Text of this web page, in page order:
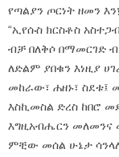
የጣልያን ጦርነት ዘመን
“ኢየሱስ ክርስቶስ
ብቻ በለቅሶ በማመርገድ
ለድልም ያበቁን እነዚያ
መከራው፣ ሐዘኑ፣ ስደቱ፤
እስኪመስል ድረስ ከበሮ
እግዚአብሔርን መለመንና
ምቺው መሰል ሁኔታ